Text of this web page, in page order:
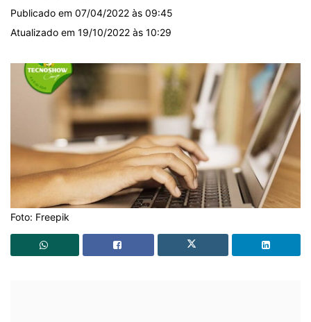
Publicado em 07/04/2022 às 09:45
Atualizado em 19/10/2022 às 10:29
Foto: Freepik